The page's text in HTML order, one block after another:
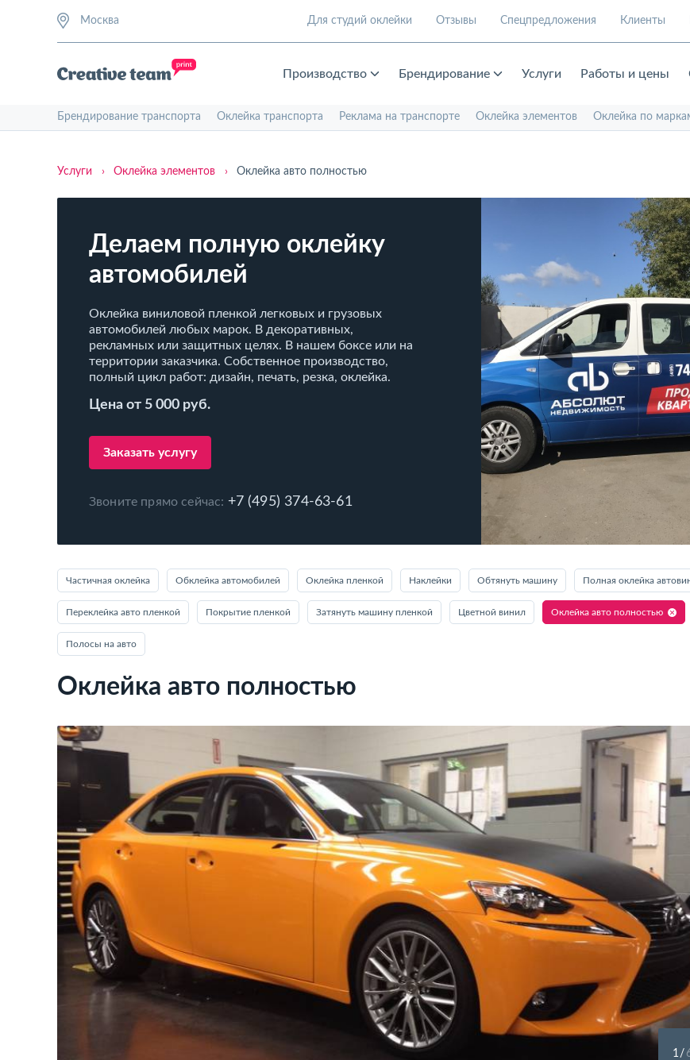
Москва Для студий оклейки Отзывы Спецпредложения Клиенты
Производство Брендирование Услуги Работы и цены
Брендирование транспорта Оклейка транспорта Реклама на транспорте Оклейка элементов Оклейка по
Услуги › Оклейка элементов › Оклейка авто полностью
Делаем полную оклейку
автомобилей
Оклейка виниловой пленкой легковых и грузовых
автомобилей любых марок. В декоративных,
рекламных или защитных целях. В нашем боксе или на
территории заказчика. Собственное производство,
полный цикл работ: дизайн, печать, резка, оклейка.
Цена от 5 000 руб.
Заказать услугу
Звоните прямо сейчас: +7 (495) 374-63-61
Частичная оклейка Обклейка автомобилей Оклейка пленкой Наклейки Обтянуть машину Полная оклейка
Переклейка авто пленкой Покрытие пленкой Затянуть машину пленкой Цветной винил Оклейка авто полностью
Полосы на авто
Оклейка авто полностью
1/